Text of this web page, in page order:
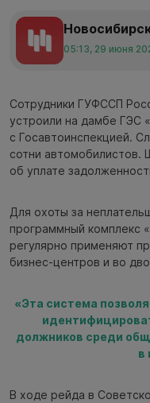
05:13, 29 июня
Сотрудники ГУФССП
устроили на дамбе ГЭС
с Госавтоинспекцией.
сотни автомобилистов.
об уплате
Для охоты за
программный комплекс
регулярно применяют
бизнес-центров и во
«Эта система
должников среди
в
В ходе рейда в